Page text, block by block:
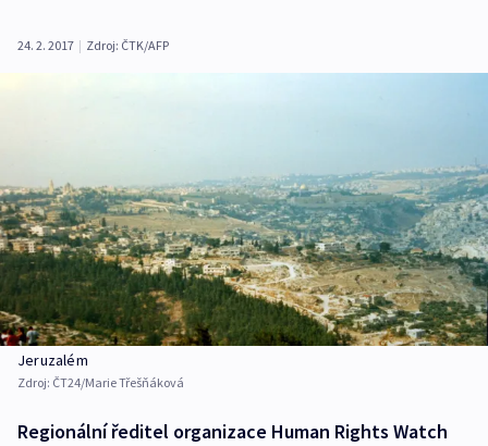
24. 2. 2017 | Zdroj: ČTK/AFP
Jeruzalém
Zdroj: ČT24/Marie Třešňáková
Regionální ředitel organizace Human Rights Watch